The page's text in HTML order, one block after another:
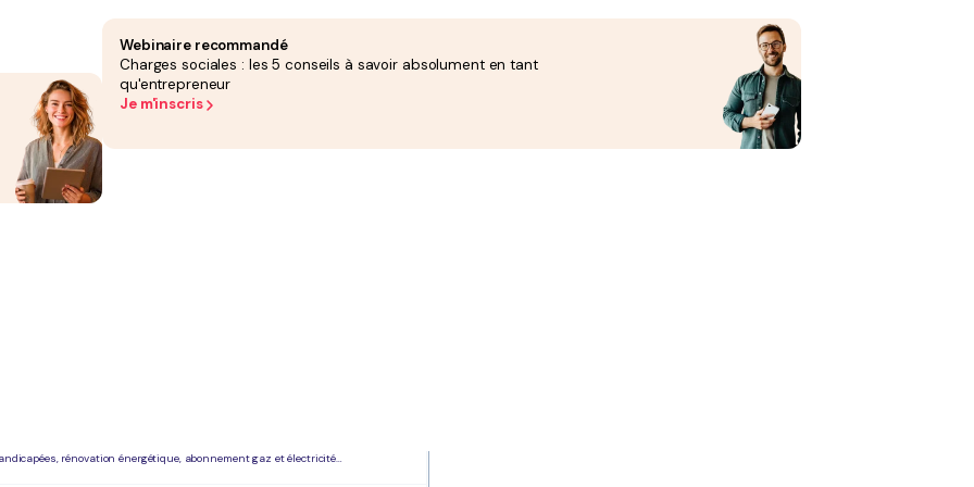
Webinaire recommandé
Charges sociales : les 5 conseils à savoir absolument en tant
qu'entrepreneur
Je m'inscris
à TVA.
à l’État et de récupérer la TVA sur les achats.
encore un refus de déduction en cas de facture non conforme.
de certains seuils, elle peut opter pour la franchise en base de TVA et ne
artisanal ou libéral. Une fois les seuils de franchise dépassés, la SAS passe
déductible).
TVA déductible. Si cette dernière est plus élevée, vous bénéficiez d’un
rénovation énergétique, abonnement gaz et électricité…